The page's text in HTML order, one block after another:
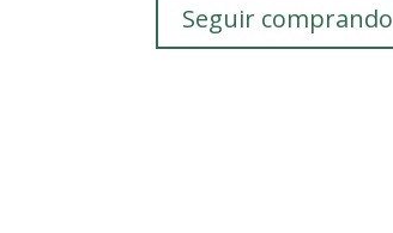
cantidad
Seguir comprando